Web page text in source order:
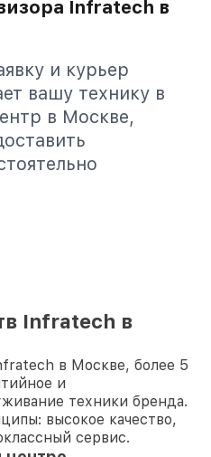
Infratech в
и курьер
вашу технику в
в Москве,
Infratech в
в Москве, более 5
и
техники бренда.
высокое качество,
сервис.